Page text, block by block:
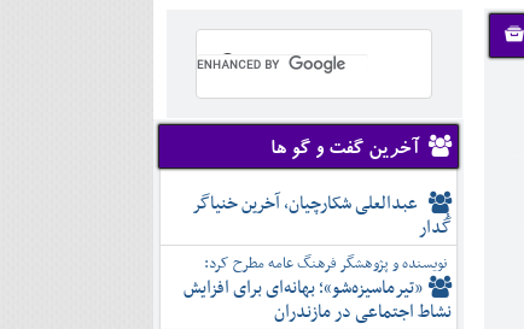
آخرین گفت و گو ها
عبدالعلی شکارچیان، آخرین خنیاگر
گُدار
نویسنده و پژوهشگر فرهنگ عامه مطرح کرد:
«تیرماسیزه‌شو»؛ بهانه‌ای برای افزایش
نشاط اجتماعی در مازندران